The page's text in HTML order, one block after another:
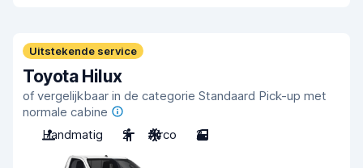
Uitstekende service
Toyota Hilux
of vergelijkbaar in de categorie Standaard Pick-up met
normale cabine
Handmatig
2 Airco 2